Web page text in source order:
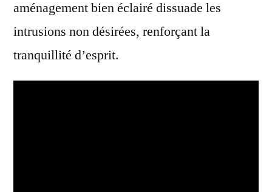
aménagement bien éclairé dissuade les
intrusions non désirées, renforçant la
tranquillité d’esprit.